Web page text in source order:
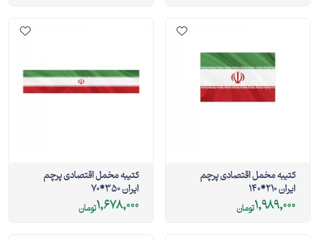
کتیبه مخمل اقتصادی پرچم
ایران 210*140
1,989,000تومان
کتیبه مخمل اقتصادی پرچم
ایران 350*70
1,678,000تومان